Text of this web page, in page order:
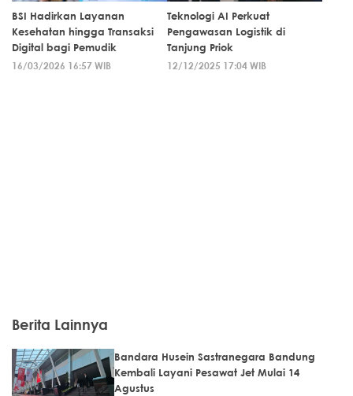
BSI Hadirkan Layanan
Kesehatan hingga Transaksi
Digital bagi Pemudik
16/03/2026 16:57 WIB
Teknologi AI Perkuat
Pengawasan Logistik di
Tanjung Priok
12/12/2025 17:04 WIB
Berita Lainnya
Bandara Husein Sastranegara Bandung
Kembali Layani Pesawat Jet Mulai 14
Agustus